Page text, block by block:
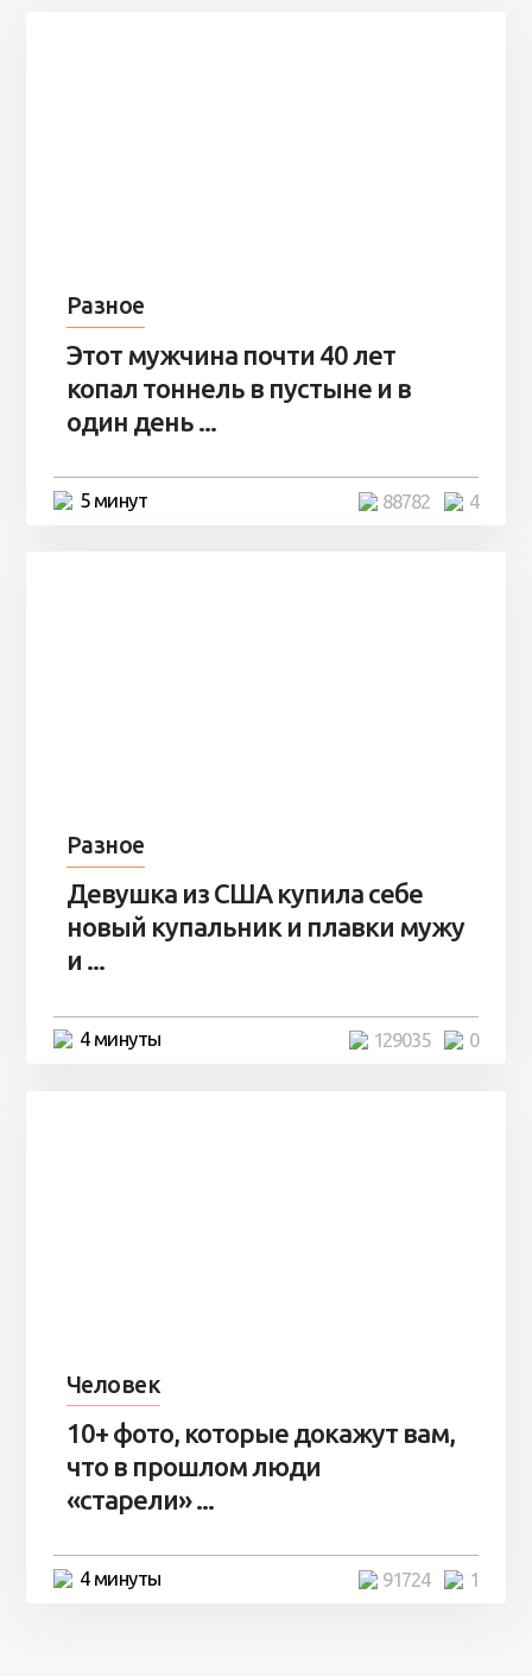
Разное
Этот мужчина почти 40 лет
копал тоннель в пустыне и в
один день ...
5 минут 4
88782
Разное
Девушка из США купила себе
новый купальник и плавки мужу
и ...
4 минуты 0
129035
Человек
10+ фото, которые докажут вам,
что в прошлом люди
«старели» ...
4 минуты 1
91724